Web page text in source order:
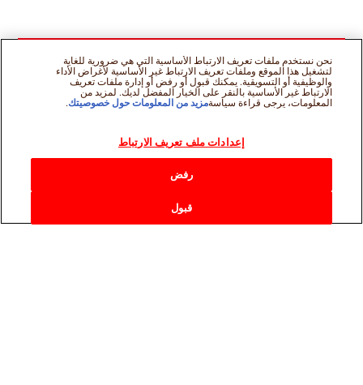
نحن نستخدم ملفات تعريف الارتباط الأساسية التي هي ضرورية للغاية
لتشغيل هذا الموقع وملفات تعريف الارتباط غير الأساسية لأغراض الأداء
والوظيفية أو التسويقية. يمكنك قبول أو رفض أو إدارة ملفات تعريف
الارتباط غير الأساسية بالنقر على الخيار المفضل لديك. لمزيد من
المعلومات، يرجى قراءة سياسةمزيد من المعلومات حول خصوصيتك.
إعدادات ملف تعريف الارتباط
رفض
قبول